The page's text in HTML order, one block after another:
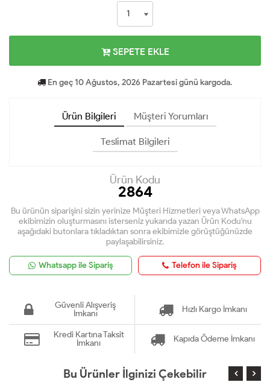
SEPETE EKLE
En geç 10 Ağustos, 2026 Pazartesi günü kargoda.
Ürün Bilgileri Müşteri Yorumları
Teslimat Bilgileri
Ürün Kodu
2864
Bu ürünün siparişini sizin yerinize Müşteri Hizmetleri veya WhatsApp
ekibimizin oluşturmasını isterseniz yukarıda yazan Ürün Kodu'nu
aşağıdaki butonlara tıkladıktan sonra ekibimizle görüştüğünüzde
paylaşabilirsiniz.
Whatsapp ile Sipariş Telefon ile Sipariş
Güvenli Alışveriş
İmkanı
Hızlı Kargo İmkanı
Kredi Kartına Taksit
İmkanı
Kapıda Ödeme İmkanı
Bu Ürünler İlginizi Çekebilir